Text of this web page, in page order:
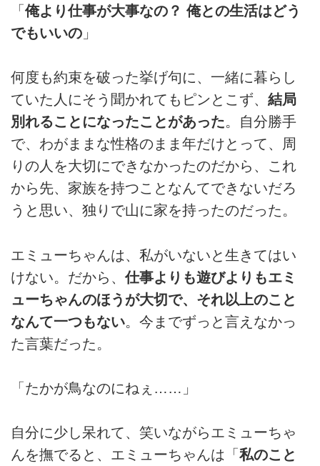
「 俺より仕事が大事なの？ 俺との生活はどう
でもいいの 」
何度も約束を破った挙げ句に、一緒に暮らし
ていた人にそう聞かれてもピンとこず、 結局
別れることになったことがあった。自分勝手
で、わがままな性格のまま年だけとって、周
りの人を大切にできなかったのだから、これ
から先、家族を持つことなんてできないだろ
うと思い、独りで山に家を持ったのだった。
エミューちゃんは、私がいないと生きてはい
けない。だから、仕事よりも遊びよりもエミ
ューちゃんのほうが大切で、それ以上のこと
なんて一つもない。今までずっと言えなかっ
た言葉だった。
「たかが鳥なのにねぇ……」
自分に少し呆れて、笑いながらエミューちゃ
んを撫でると、エミューちゃんは「 私のこと